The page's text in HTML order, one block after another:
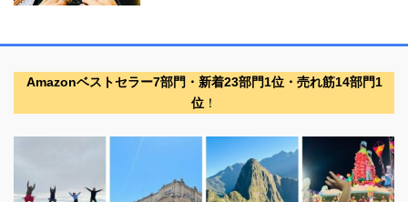
Amazonベストセラー7部門・新着23部門1位・売れ筋14部門1
位 ！